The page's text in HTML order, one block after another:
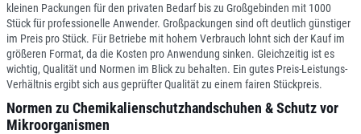
kleinen Packungen für den privaten Bedarf bis zu Großgebinden mit 1000
Stück für professionelle Anwender. Großpackungen sind oft deutlich günstiger
im Preis pro Stück. Für Betriebe mit hohem Verbrauch lohnt sich der Kauf im
größeren Format, da die Kosten pro Anwendung sinken. Gleichzeitig ist es
wichtig, Qualität und Normen im Blick zu behalten. Ein gutes Preis-Leistungs-
Verhältnis ergibt sich aus geprüfter Qualität zu einem fairen Stückpreis.
Normen zu Chemikalienschutzhandschuhen & Schutz vor
Mikroorganismen